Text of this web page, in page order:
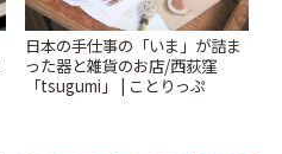
日本の手仕事の「いま」が詰ま
った器と雑貨のお店/西荻窪
「tsugumi」 | ことりっぷ